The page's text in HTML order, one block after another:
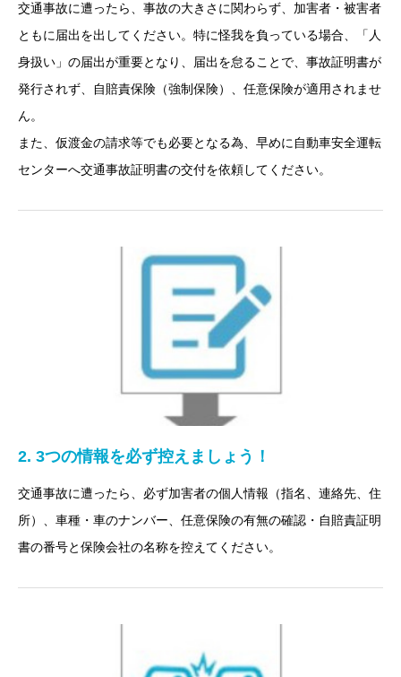
交通事故に遭ったら、事故の大きさに関わらず、加害者・被害者
ともに届出を出してください。特に怪我を負っている場合、「人
身扱い」の届出が重要となり、届出を怠ることで、事故証明書が
発行されず、自賠責保険（強制保険）、任意保険が適用されませ
ん。
また、仮渡金の請求等でも必要となる為、早めに自動車安全運転
センターへ交通事故証明書の交付を依頼してください。
2. 3つの情報を必ず控えましょう！
交通事故に遭ったら、必ず加害者の個人情報（指名、連絡先、住
所）、車種・車のナンバー、任意保険の有無の確認・自賠責証明
書の番号と保険会社の名称を控えてください。